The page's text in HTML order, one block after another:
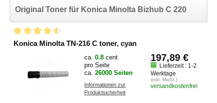
Original Toner für Konica Minolta Bizhub C 220
Konica Minolta TN-216 C toner, cyan
ca. 0.8 cent
pro Seite
ca. 26000 Seiten
Informationen zur
Produktsicherheit
197,89 €
Lieferzeit : 1-2
Werktage
(inkl. MwSt.)
versandkostenfrei